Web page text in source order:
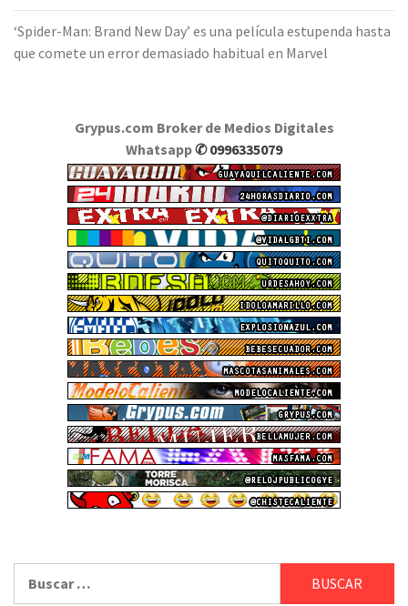
‘Spider-Man: Brand New Day’ es una película estupenda hasta
que comete un error demasiado habitual en Marvel
Grypus.com Broker de Medios Digitales
Whatsapp✆ 0996335079